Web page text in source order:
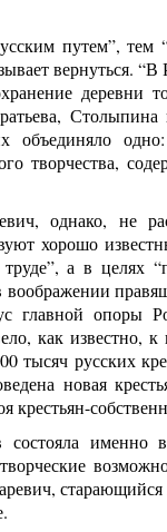
путем”, тем
вернуться.
деревни
Столыпина
одно:
творчества,
однако, не
хорошо
а в целях
главной опоры
как известно, к
русских
новая
крестьян-
состояла именно
старающийся